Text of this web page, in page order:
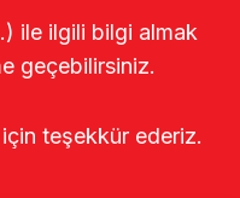
ile ilgili bilgi almak
geçebilirsiniz.
için teşekkür ederiz.